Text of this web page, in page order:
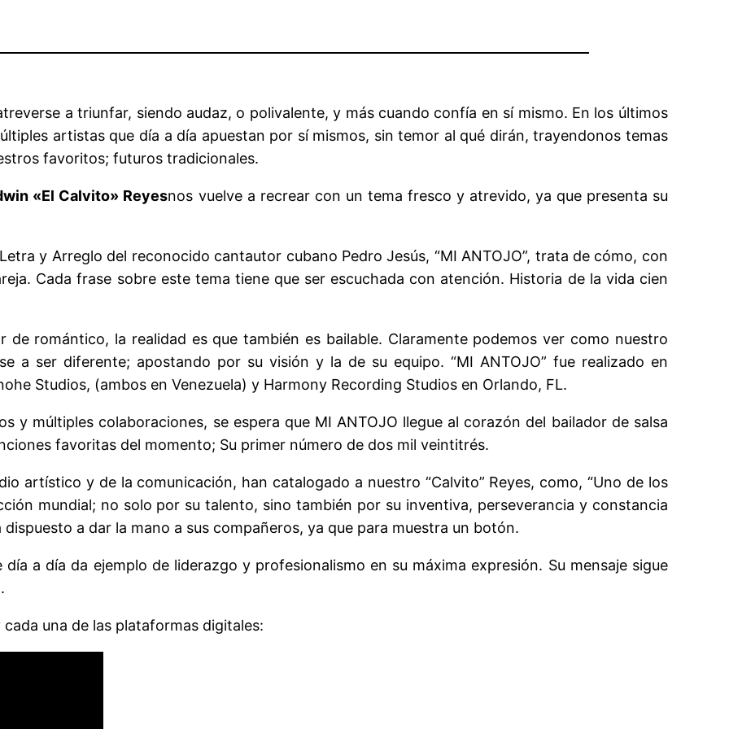
a triunfar, siendo audaz, o polivalente, y más cuando confía en sí mismo. En los últimos
artistas que día a día apuestan por sí mismos, sin temor al qué dirán, trayendonos temas
favoritos; futuros tradicionales.
«El Calvito» Reyesnos vuelve a recrear con un tema fresco y atrevido, ya que presenta su
y Arreglo del reconocido cantautor cubano Pedro Jesús, “MI ANTOJO”, trata de cómo, con
Cada frase sobre este tema tiene que ser escuchada con atención. Historia de la vida cien
de romántico, la realidad es que también es bailable. Claramente podemos ver como nuestro
a ser diferente; apostando por su visión y la de su equipo. “MI ANTOJO” fue realizado en
Studios, (ambos en Venezuela) y Harmony Recording Studios en Orlando, FL.
y múltiples colaboraciones, se espera que MI ANTOJO llegue al corazón del bailador de salsa
favoritas del momento; Su primer número de dos mil veintitrés.
artístico y de la comunicación, han catalogado a nuestro “Calvito” Reyes, como, “Uno de los
mundial; no solo por su talento, sino también por su inventiva, perseverancia y constancia
a dar la mano a sus compañeros, ya que para muestra un botón.
a día da ejemplo de liderazgo y profesionalismo en su máxima expresión. Su mensaje sigue
una de las plataformas digitales: